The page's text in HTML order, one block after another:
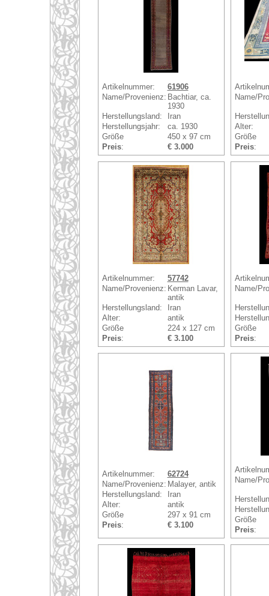
Artikelnummer:
61906
Name/Provenienz: Bachtiar, ca.
1930
Herstellungsland:
Iran
Herstellungsjahr:
ca. 1930
Größe
450 x 97 cm
Preis: € 3.000
Name/
Alter:
Größe
Preis:
Artikelnummer:
57742
Name/Provenienz: Kerman Lavar,
antik
Herstellungsland:
Iran
Alter:
antik
Größe
224 x 127 cm
Preis: € 3.100
Name/
Größe
Preis:
Artikelnummer:
62724
Name/Provenienz: Malayer, antik
Herstellungsland:
Iran
Alter:
antik
Größe
297 x 91 cm
Preis: € 3.100
Name/
Größe
Preis: